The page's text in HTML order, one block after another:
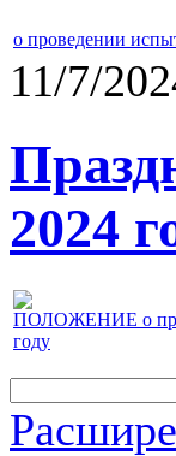
о проведении
11/7/
2024
ПОЛОЖЕНИЕ о
году